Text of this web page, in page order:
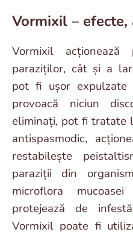
Vormixil – efecte,
Vormixil
paraziților, cât și a
pot fi ușor
provoacă niciun
eliminați, pot fi tratate
antispasmodic,
restabilește
paraziții din
microflora
protejează de
Vormixil poate fi